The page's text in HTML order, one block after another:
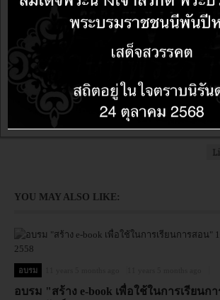
Share this post
comments
Facebook Social Comments
อัปเดตล่าสุดเมื่อ:12 เมษายน 2558
YOU MAY ALSO LIKE:
อบรม
อบรม "สร้าง e-book เพื่อใช้ในการเรียนก